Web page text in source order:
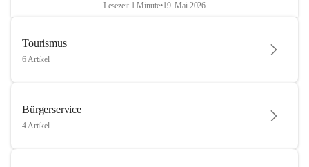
Lesezeit 1 Minute•19. Mai 2026
Tourismus
6 Artikel
Bürgerservice
4 Artikel